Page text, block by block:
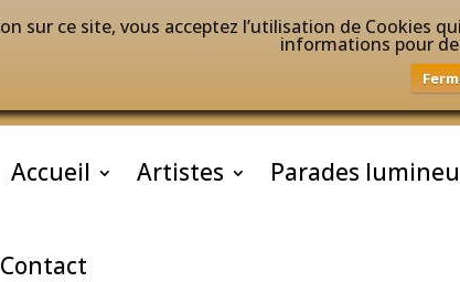
sur ce site, vous acceptez l’utilisation de
informations pour
Accueil Artistes Parades
Contact